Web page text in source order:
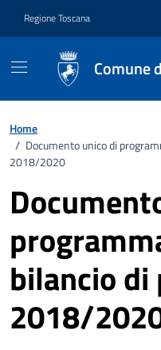
Regione Toscana
Comune
Home
/ Documento unico di
2018/2020
bilancio di
2018/